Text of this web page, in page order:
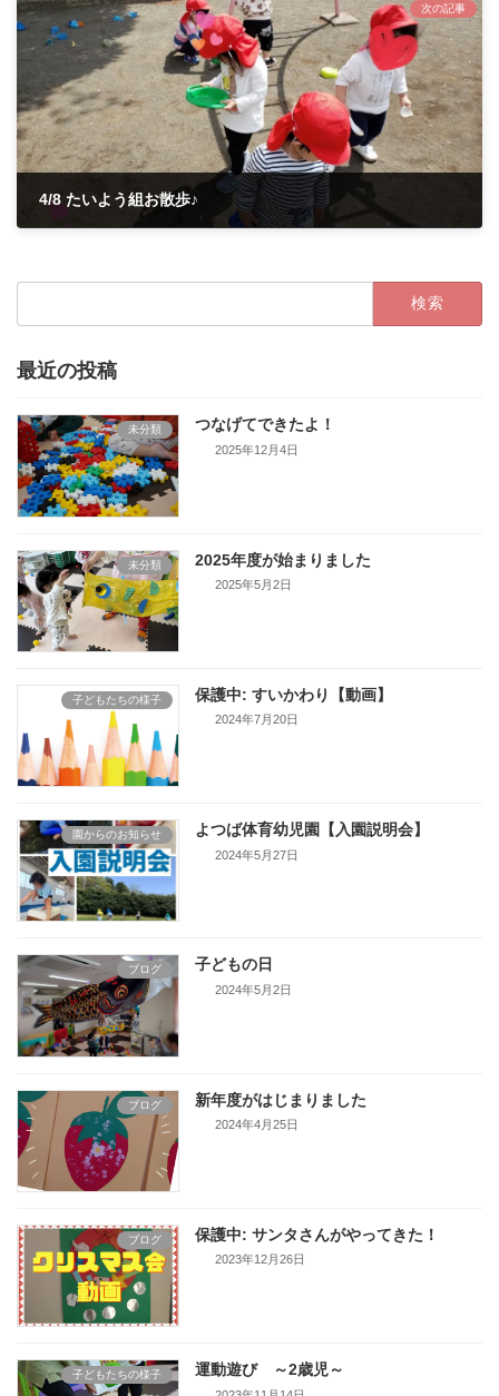
次の記事
4/8 たいよう組お散歩♪
検
最近の投稿
未分類 つなげてできたよ！
2025年12月4日
未分類 2025年度が始まりました
2025年5月2日
子どもたちの様子 保護中: すいかわり【動画】
2024年7月20日
園からのお知らせ よつば体育幼児園【入園説明会】
2024年5月27日
ブログ 子どもの日
2024年5月2日
ブログ 新年度がはじまりました
2024年4月25日
ブログ 保護中: サンタさんがやってきた！
2023年12月26日
子どもたちの様子 運動遊び ～2歳児～